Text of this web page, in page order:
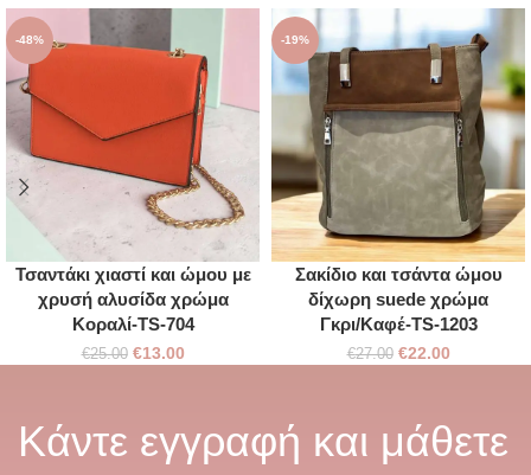
-48%
Τσαντάκι χιαστί και ώμου με
χρυσή αλυσίδα χρώμα
Κοραλί-TS-704
€25.00 €13.00
-19%
Σακίδιο και τσάντα ώμου
δίχωρη suede χρώμα
Γκρι/Kαφέ-TS-1203
€27.00 €22.00
Κάντε εγγραφή και μάθετε